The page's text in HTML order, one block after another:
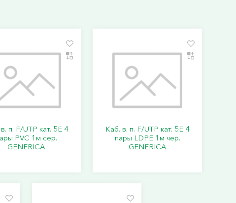
п. F/UTP кат. 5E 4
PVC 1м сер.
GENERICA
Каб. в. п. F/UTP кат. 5E 4
пары LDPE 1м чер.
GENERICA